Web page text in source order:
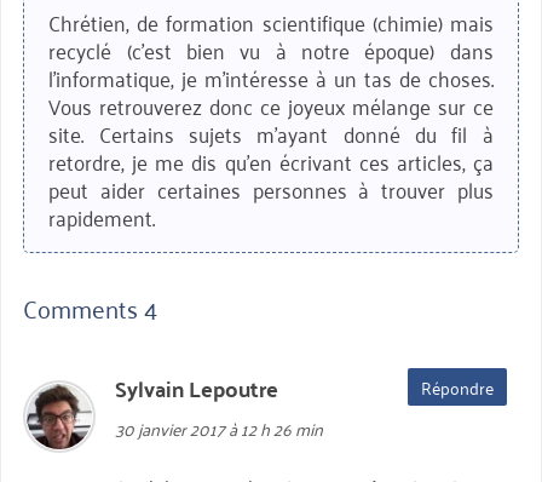
Chrétien, de formation scientifique (chimie) mais
recyclé (c'est bien vu à notre époque) dans
l'informatique, je m'intéresse à un tas de choses.
Vous retrouverez donc ce joyeux mélange sur ce
site. Certains sujets m'ayant donné du fil à
retordre, je me dis qu'en écrivant ces articles, ça
peut aider certaines personnes à trouver plus
rapidement.
Comments 4
Sylvain Lepoutre
30 janvier 2017 à 12 h 26 min
Répondre